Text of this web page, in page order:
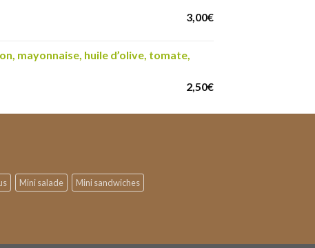
3,00€
mayonnaise, huile d’olive, tomate,
2,50€
Mini salade
Mini sandwiches